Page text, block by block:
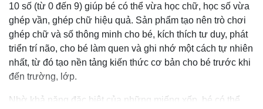
10 số (từ 0 đến 9) giúp bé có thể vừa học chữ, học số vừa
ghép vần, ghép chữ hiệu quả. Sản phẩm tạo nên trò chơi
ghép chữ và số thông minh cho bé, kích thích tư duy, phát
triển trí não, cho bé làm quen và ghi nhớ một cách tự nhiên
nhất, từ đó tạo nền tảng kiến thức cơ bản cho bé trước khi
đến trường, lớp.
Nhờ khả năng đặc biệt của những miếng xốp, bé có thể